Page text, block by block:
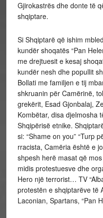
Gjirokastrës dhe donte të
shqiptare.
Si Shqiptarë që ishim
kundër shoqatës “Pan
me drejtuesit e kesaj
kundër nesh dhe popullit
Bollati me familjen e tij
shkruanin për Camërinë,
grekërit, Esad Gjonbalaj,
Kombëtar, disa djelmosha
Shqipërisë etnike.
si: “Shame on you” “Turp
rracista, Camëria është e
shpesh herë masat që
midis protestuesve dhe
Hero një terrorist… TV
protestën e shqiptarëve të
Laconian, Spartans, “Pan